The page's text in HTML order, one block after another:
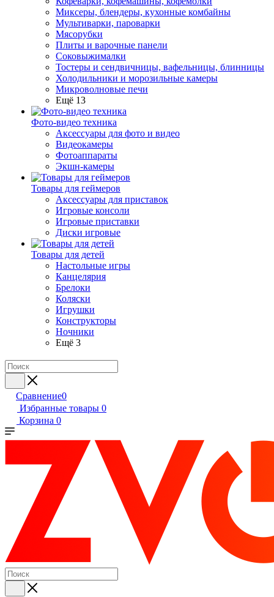
Миксеры, блендеры, кухонные комбайны
Мультиварки, пароварки
Мясорубки
Плиты и варочные панели
Соковыжималки
Тостеры и сендвичницы, вафельницы, блинницы
Холодильники и морозильные камеры
Микроволновые печи
Ещё 13
Фото-видео техника
Аксессуары для фото и видео
Видеокамеры
Фотоаппараты
Экшн-камеры
Товары для геймеров
Аксессуары для приставок
Игровые консоли
Игровые приставки
Диски игровые
Товары для детей
Настольные игры
Канцелярия
Брелоки
Коляски
Игрушки
Конструкторы
Ночники
Ещё 3
Сравнение0
Избранные товары 0
Корзина 0